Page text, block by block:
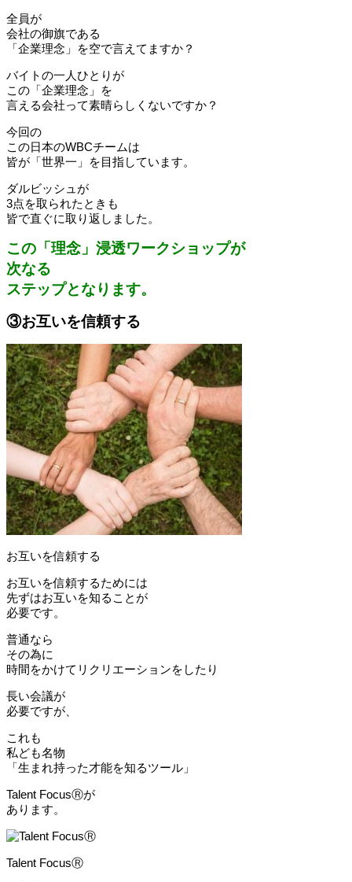
全員が
会社の御旗である
「企業理念」を空で言えてますか？
バイトの一人ひとりが
この「企業理念」を
言える会社って素晴らしくないですか？
今回の
この日本のWBCチームは
皆が「世界一」を目指しています。
ダルビッシュが
3点を取られたときも
皆で直ぐに取り返しました。
この「理念」浸透ワークショップが
次なる
ステップとなります。
③お互いを信頼する
お互いを信頼する
お互いを信頼するためには
先ずはお互いを知ることが
必要です。
普通なら
その為に
時間をかけてリクリエーションをしたり
長い会議が
必要ですが、
これも
私ども名物
「生まれ持った才能を知るツール」
Talent FocusⓇが
あります。
Talent FocusⓇ